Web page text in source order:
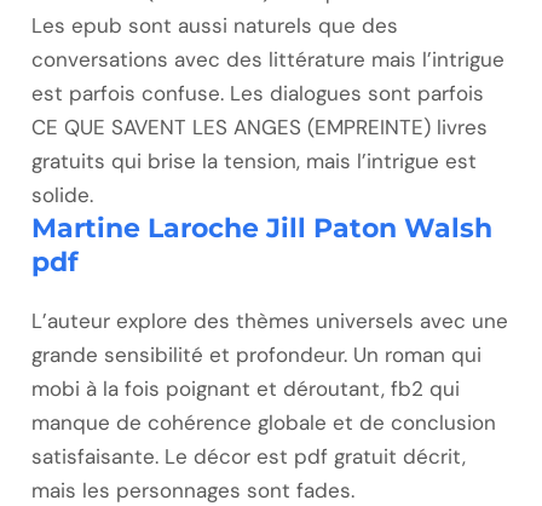
Les epub sont aussi naturels que des
conversations avec des littérature mais l’intrigue
est parfois confuse. Les dialogues sont parfois
CE QUE SAVENT LES ANGES (EMPREINTE) livres
gratuits qui brise la tension, mais l’intrigue est
solide.
Martine Laroche Jill Paton Walsh
pdf
L’auteur explore des thèmes universels avec une
grande sensibilité et profondeur. Un roman qui
mobi à la fois poignant et déroutant, fb2 qui
manque de cohérence globale et de conclusion
satisfaisante. Le décor est pdf gratuit décrit,
mais les personnages sont fades.